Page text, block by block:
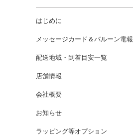
はじめに
メッセージカード＆バルーン電報
配送地域・到着目安一覧
店舗情報
会社概要
お知らせ
ラッピング等オプション